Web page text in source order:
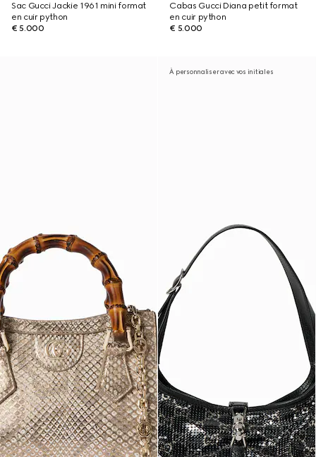
Sac Gucci Jackie 1961 mini format
en cuir python
€ 5.000
Cabas Gucci Diana petit format
en cuir python
€ 5.000
À personnaliser avec vos initiales